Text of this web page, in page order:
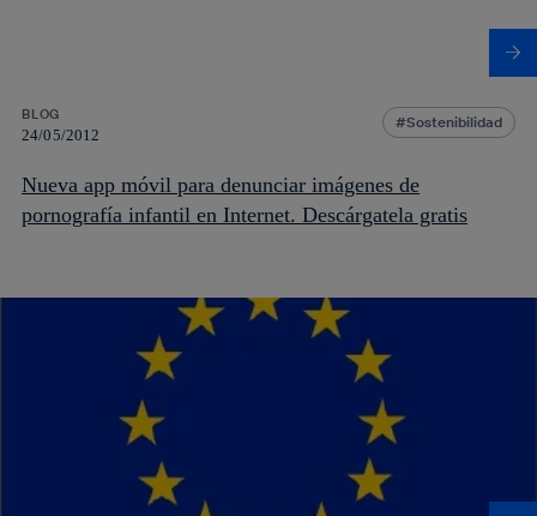
BLOG
24/05/2012
Sostenibilidad
Nueva app móvil para denunciar imágenes de
pornografía infantil en Internet. Descárgatela gratis